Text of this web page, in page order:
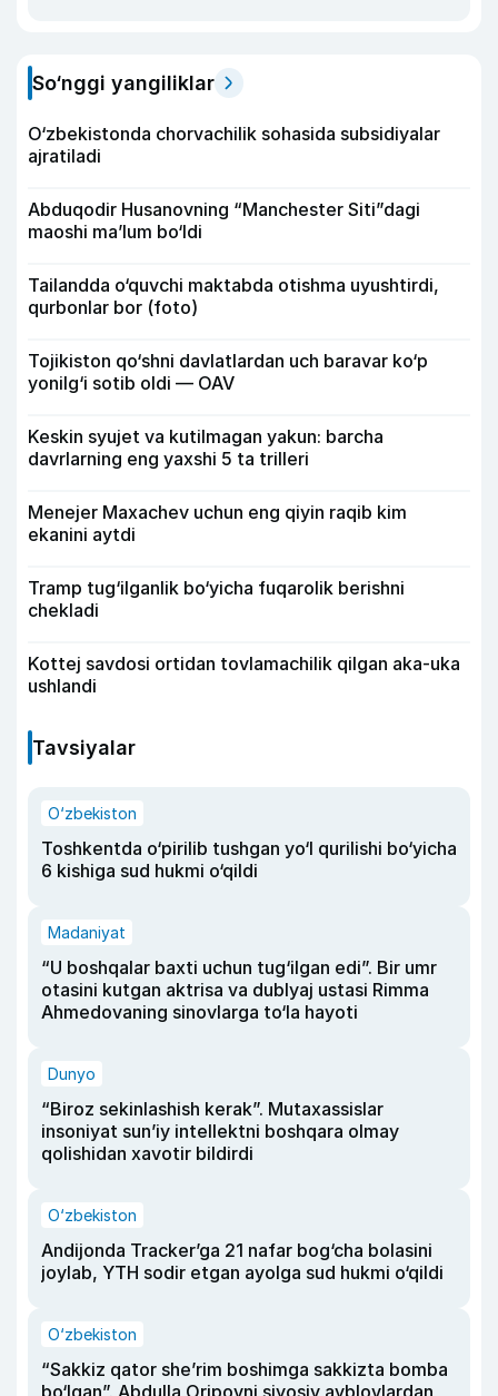
So‘nggi yangiliklar
O‘zbekistonda chorvachilik sohasida subsidiyalar
ajratiladi
Abduqodir Husanovning “Manchester Siti”dagi
maoshi ma’lum bo‘ldi
Tailandda o‘quvchi maktabda otishma uyushtirdi,
qurbonlar bor (foto)
Tojikiston qo‘shni davlatlardan uch baravar ko‘p
yonilg‘i sotib oldi — OAV
Keskin syujet va kutilmagan yakun: barcha
davrlarning eng yaxshi 5 ta trilleri
Menejer Maxachev uchun eng qiyin raqib kim
ekanini aytdi
Tramp tug‘ilganlik bo‘yicha fuqarolik berishni
chekladi
Kottej savdosi ortidan tovlamachilik qilgan aka-uka
ushlandi
Tavsiyalar
O‘zbekiston
Toshkentda o‘pirilib tushgan yo‘l qurilishi bo‘yicha
6 kishiga sud hukmi o‘qildi
Madaniyat
“U boshqalar baxti uchun tug‘ilgan edi”. Bir umr
otasini kutgan aktrisa va dublyaj ustasi Rimma
Ahmedovaning sinovlarga to‘la hayoti
Dunyo
“Biroz sekinlashish kerak”. Mutaxassislar
insoniyat sun’iy intellektni boshqara olmay
qolishidan xavotir bildirdi
O‘zbekiston
Andijonda Tracker’ga 21 nafar bog‘cha bolasini
joylab, YTH sodir etgan ayolga sud hukmi o‘qildi
O‘zbekiston
“Sakkiz qator she’rim boshimga sakkizta bomba
bo‘lgan”. Abdulla Oripovni siyosiy ayblovlardan